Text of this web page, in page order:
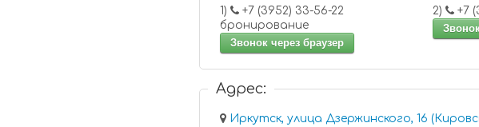
1)
+7 (3952) 33-56-22
бронирование
Звонок через браузер
2)
Адрес:
Иркутск, улица Дзержинского, 16